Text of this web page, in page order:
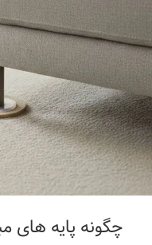
چگونه پایه های